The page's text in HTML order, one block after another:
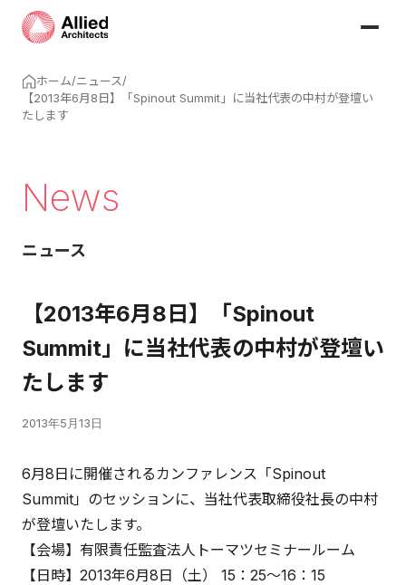
ホーム/ニュース/
【2013年6月8日】「Spinout Summit」に当社代表の中村が登壇い
たします
News
ニュース
【2013年6月8日】「Spinout
Summit」に当社代表の中村が登壇い
たします
2013年5月13日
6月8日に開催されるカンファレンス「Spinout
Summit」のセッションに、当社代表取締役社長の中村
が登壇いたします。
【会場】有限責任監査法人トーマツセミナールーム
【日時】2013年6月8日（土） 15：25～16：15